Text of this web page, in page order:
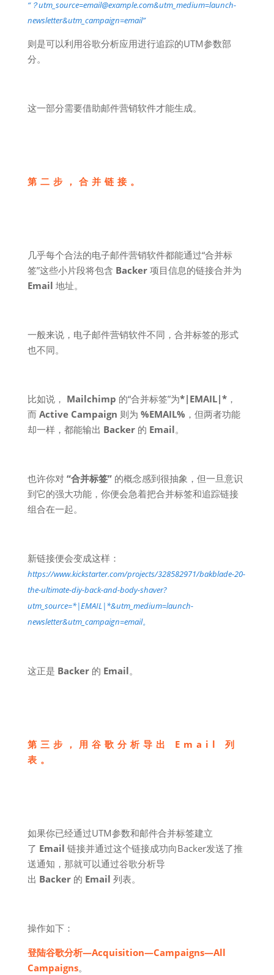
“？utm_source=email@example.com&utm_medium=launch-
newsletter&utm_campaign=email”
则是可以利用谷歌分析应用进行追踪的UTM参数部
分。
这一部分需要借助邮件营销软件才能生成。
第二步，合并链接。
几乎每个合法的电子邮件营销软件都能通过“合并标
签”这些小片段将包含 Backer 项目信息的链接合并为
Email 地址。
一般来说，电子邮件营销软件不同，合并标签的形式
也不同。
比如说， Mailchimp 的“合并标签”为*|EMAIL|*，
而 Active Campaign 则为 %EMAIL% ，但两者功能
却一样，都能输出 Backer 的 Email。
也许你对 “合并标签” 的概念感到很抽象，但一旦意识
到它的强大功能，你便会急着把合并标签和追踪链接
组合在一起。
新链接便会变成这样：
https://www.kickstarter.com/projects/328582971/bakblade-20-
the-ultimate-diy-back-and-body-shaver?
utm_source=*|EMAIL|*&utm_medium=launch-
newsletter&utm_campaign=email。
这正是 Backer 的 Email。
第三步，用谷歌分析导出 Email 列
表。
如果你已经通过UTM参数和邮件合并标签建立
了 Email 链接并通过这个链接成功向Backer发送了推
送通知，那就可以通过谷歌分析导
出 Backer 的 Email 列表。
操作如下：
登陆谷歌分析—Acquisition—Campaigns—All
Campaigns。